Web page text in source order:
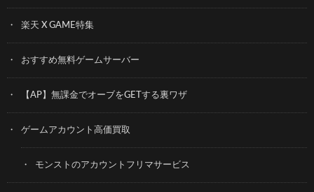
楽天 X GAME特集
おすすめ無料ゲームサーバー
【AP】無課金でオーブをGETする裏ワザ
ゲームアカウント高価買取
モンストのアカウントフリマサービス